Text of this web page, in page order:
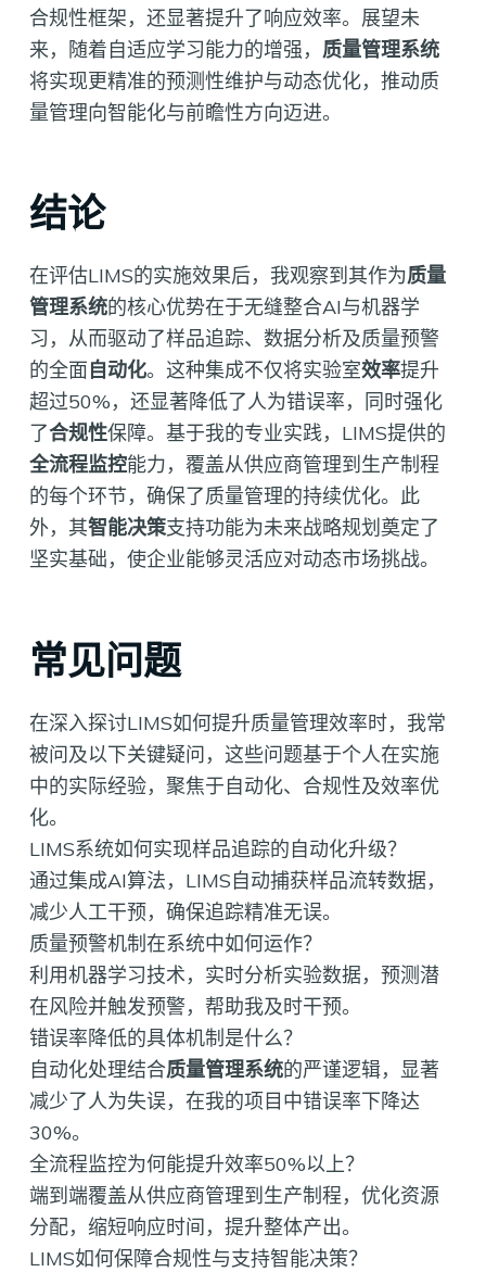
合规性框架，还显著提升了响应效率。展望未
来，随着自适应学习能力的增强， 质量管理系统
将实现更精准的预测性维护与动态优化，推动质
量管理向智能化与前瞻性方向迈进。
结论
在评估LIMS的实施效果后，我观察到其作为质量
管理系统的核心优势在于无缝整合AI与机器学
习，从而驱动了样品追踪、数据分析及质量预警
的全面自动化。这种集成不仅将实验室效率提升
超过50%，还显著降低了人为错误率，同时强化
了合规性保障。基于我的专业实践，LIMS提供的
全流程监控能力，覆盖从供应商管理到生产制程
的每个环节，确保了质量管理的持续优化。此
外，其智能决策支持功能为未来战略规划奠定了
坚实基础，使企业能够灵活应对动态市场挑战。
常见问题
在深入探讨LIMS如何提升质量管理效率时，我常
被问及以下关键疑问，这些问题基于个人在实施
中的实际经验，聚焦于自动化、合规性及效率优
化。
LIMS系统如何实现样品追踪的自动化升级？
通过集成AI算法，LIMS自动捕获样品流转数据，
减少人工干预，确保追踪精准无误。
质量预警机制在系统中如何运作？
利用机器学习技术，实时分析实验数据，预测潜
在风险并触发预警，帮助我及时干预。
错误率降低的具体机制是什么？
自动化处理结合质量管理系统的严谨逻辑，显著
减少了人为失误，在我的项目中错误率下降达
30%。
全流程监控为何能提升效率50%以上？
端到端覆盖从供应商管理到生产制程，优化资源
分配，缩短响应时间，提升整体产出。
LIMS如何保障合规性与支持智能决策？